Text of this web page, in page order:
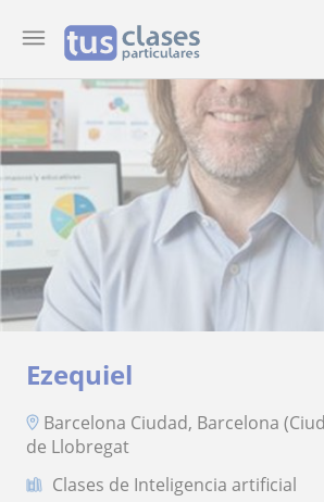
Ezequiel
Barcelona Ciudad, Barcelona
de Llobregat
Clases de Inteligencia artificial